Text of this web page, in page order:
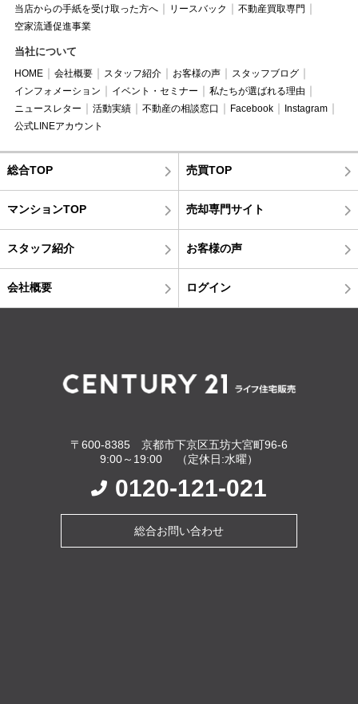
当店からの手紙を受け取った方へ
リースバック
不動産買取専門
空家流通促進事業
当社について
HOME 会社概要 スタッフ紹介 お客様の声
スタッフブログ
インフォメーション
イベント・セミナー
私たちが選ばれる理由
ニュースレター
活動実績 不動産の相談窓口 Facebook
Instagram
公式LINEアカウント
総合TOP 売買TOP
マンションTOP 売却専門サイト
スタッフ紹介 お客様の声
会社概要 ログイン
〒600-8385 京都市下京区五坊大宮町96-6
9:00～19:00 （定休日:水曜）
0120-121-021
総合お問い合わせ